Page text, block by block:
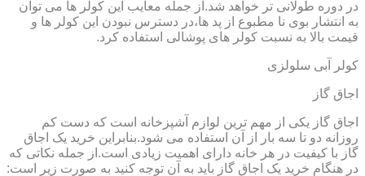
در دوره طولانی تر خواهد شد.از جمله معایب این کولر ها می توان
به انتشار بوی نا مطبوع از پد ها،در دسترس نبودن این کولر ها و
قیمت بالا به نسبت کولر های پوشالی استفاده کرد.
کولر آبی سلولزی
اجاق گاز
اجاق گاز یکی از مهم ترین لوازم آشپزخانه است که دست کم
روزانه دو تا سه بار از آن استفاده می شود.بنابراین خرید یک اجاق
گاز با کیفیت در هر خانه دارای اهمیت زیادی است.از جمله نکاتی که
در هنگام خرید یک اجاق گاز باید به آن توجه کنید به صورت زیر است: